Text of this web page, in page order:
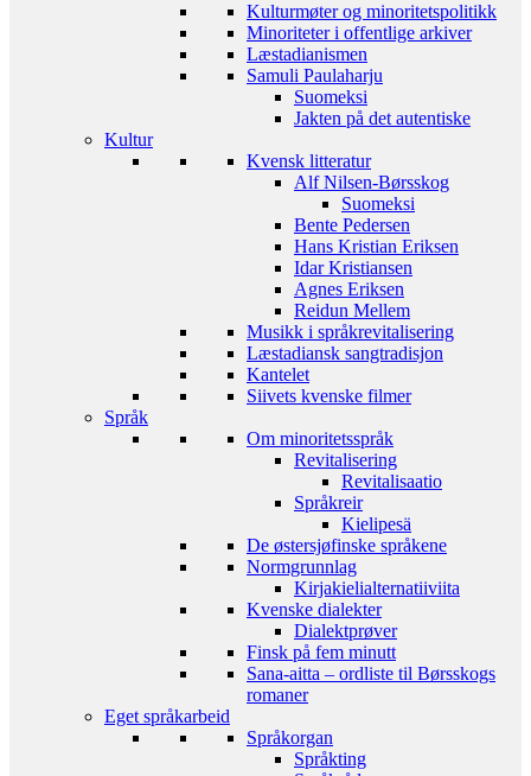
Kulturmøter og minoritetspolitikk
Minoriteter i offentlige arkiver
Læstadianismen
Samuli Paulaharju
Suomeksi
Jakten på det autentiske
Kultur
Kvensk litteratur
Alf Nilsen-Børsskog
Suomeksi
Bente Pedersen
Hans Kristian Eriksen
Idar Kristiansen
Agnes Eriksen
Reidun Mellem
Musikk i språkrevitalisering
Læstadiansk sangtradisjon
Kantelet
Siivets kvenske filmer
Språk
Om minoritetsspråk
Revitalisering
Revitalisaatio
Språkreir
Kielipesä
De østersjøfinske språkene
Normgrunnlag
Kirjakielialternatiiviita
Kvenske dialekter
Dialektprøver
Finsk på fem minutt
Sana-aitta – ordliste til Børsskogs
romaner
Eget språkarbeid
Språkorgan
Språkting